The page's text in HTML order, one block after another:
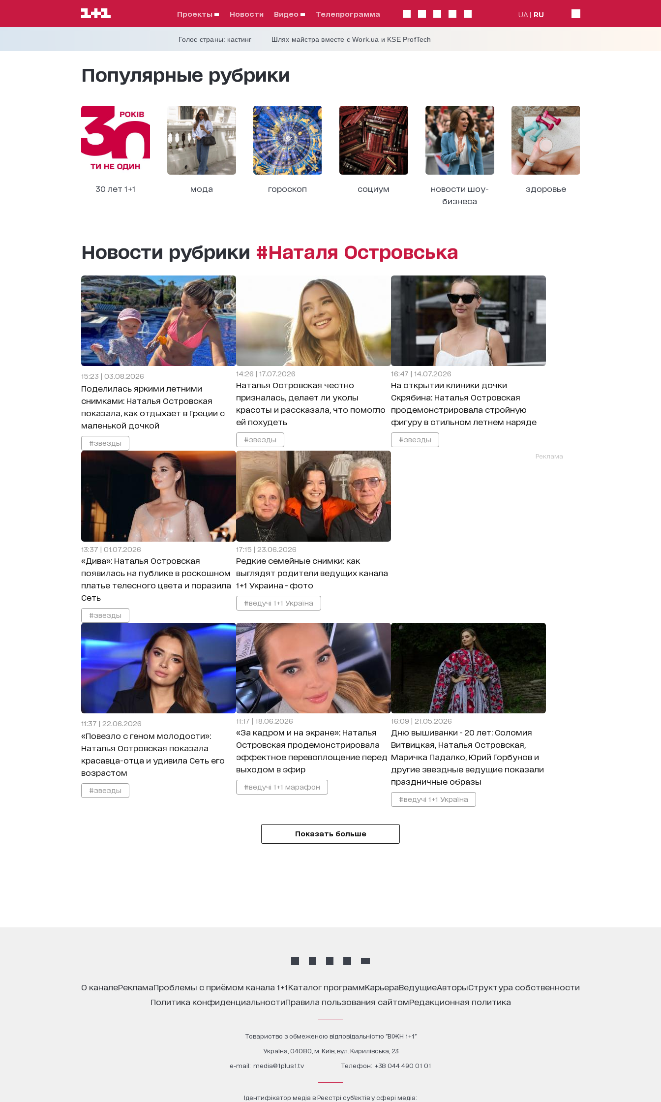
проекты Новости видео телепрограмма UA RU
Голос страны: кастинг Шлях майстра вместе с Work.ua и KSE ProfTech
Популярные рубрики
30 лет 1+1 мода гороскоп социум
новости шоу-
бизнеса
здоровье
Новости рубрики #Наталя Островська
15:23 | 03.08.2026
Поделилась яркими летними
снимками: Наталья Островская
показала, как отдыхает в Греции с
маленькой дочкой
#звезды
14:26 | 17.07.2026
Наталья Островская честно
призналась, делает ли уколы
красоты и рассказала, что помогло
ей похудеть
#звезды
16:47 | 14.07.2026
На открытии клиники дочки
Скрябина: Наталья Островская
продемонстрировала стройную
фигуру в стильном летнем наряде
#звезды
13:37 | 01.07.2026
«Дива»: Наталья Островская
появилась на публике в роскошном
платье телесного цвета и поразила
Сеть
#звезды
17:15 | 23.06.2026
Редкие семейные снимки: как
выглядят родители ведущих канала
1+1 Украина - фото
#ведучі 1+1 Україна
Реклама
11:37 | 22.06.2026
«Повезло с геном молодости»:
Наталья Островская показала
красавца-отца и удивила Сеть его
возрастом
#звезды
11:17 | 18.06.2026
«За кадром и на экране»: Наталья
Островская продемонстрировала
эффектное перевоплощение перед
выходом в эфир
#ведучі 1+1 марафон
16:09 | 21.05.2026
Дню вышиванки - 20 лет: Соломия
Витвицкая, Наталья Островская,
Маричка Падалко, Юрий Горбунов и
другие звездные ведущие показали
праздничные образы
#ведучі 1+1 Україна
Показать больше
о канале реклама проблемы с приёмом канала 1+1 каталог программ карьера ведущие авторы
структура собственности
политика конфиденциальности
правила пользования сайтом редакционная политика
Товариство з обмеженою відповідальністю "ВІЖН 1+1"
Україна, 04080, м. Київ, вул. Кирилівська, 23
е-mail: media@1plus1.tv Телефон: +38 044 490 01 01
Ідентифікатор медіа в Реєстрі суб’єктів у сфері медіа: